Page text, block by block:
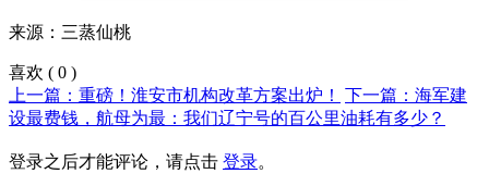
来源：三蒸仙桃
喜欢 ( 0 )
上一篇：重磅！淮安市机构改革方案出炉！
下一篇：海军建
设最费钱，航母为最：我们辽宁号的百公里油耗有多少？
登录之后才能评论，请点击 登录。